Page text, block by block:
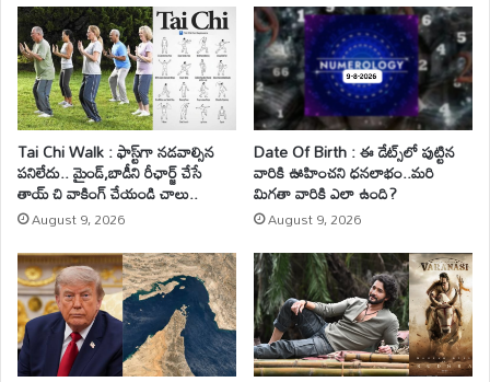
Tai Chi Walk : ఫాస్ట్‌గా నడవాల్సిన
పనిలేదు.. మైండ్‌,బాడీని రీఛార్జ్ చేసే
తాయ్ చి వాకింగ్‌ చేయండి చాలు..
August 9, 2026
Date Of Birth : ఈ డేట్స్‌లో పుట్టిన
వారికి ఊహించని ధనలాభం..మరి
మిగతా వారికి ఎలా ఉంది?
August 9, 2026